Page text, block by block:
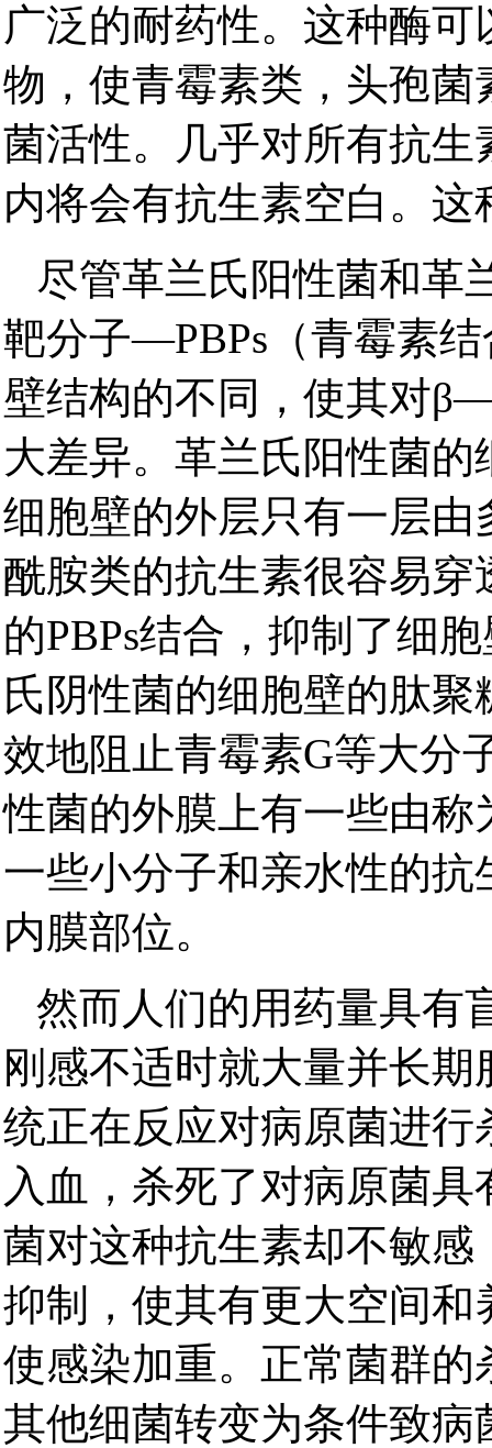
广泛的耐药性。这种酶
物，使青霉素类，头孢
菌活性。几乎对所有抗
内将会有抗生素空白。
尽管革兰氏阳性菌和革
靶分子—PBPs（青霉素
壁结构的不同，使其对
大差异。革兰氏阳性菌
细胞壁的外层只有一层
酰胺类的抗生素很容易
的PBPs结合，抑制了细
氏阴性菌的细胞壁的肽
效地阻止青霉素G等大分
性菌的外膜上有一些由
一些小分子和亲水性的
内膜部位。
然而人们的用药量具有
刚感不适时就大量并长
统正在反应对病原菌进
入血，杀死了对病原菌
菌对这种抗生素却不敏
抑制，使其有更大空间
使感染加重。正常菌群
其他细菌转变为条件致病